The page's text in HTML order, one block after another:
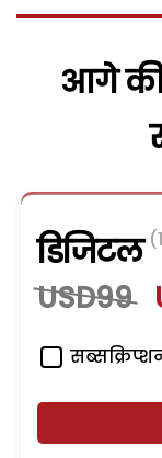
आगे की
डिजिटल
USD99